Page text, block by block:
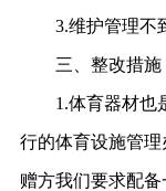
3.维护管理不到
三、整改措施
1.体育器材也是
行的体育设施管理
赠方我们要求配